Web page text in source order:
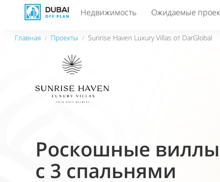
Главная / Проекты / Sunrise Haven Luxury Villas от DarGlobal
Недвижимость Ожидаемые
Роскошные
с 3 спальнями